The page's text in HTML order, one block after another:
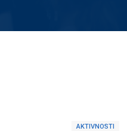
AKTIVNOSTI